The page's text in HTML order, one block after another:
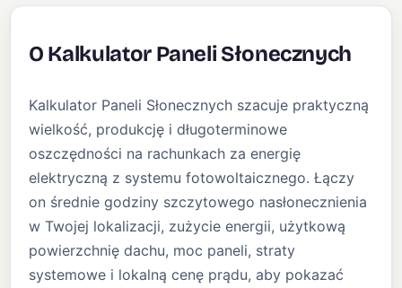
O Kalkulator Paneli Słonecznych
Kalkulator Paneli Słonecznych szacuje praktyczną
wielkość, produkcję i długoterminowe
oszczędności na rachunkach za energię
elektryczną z systemu fotowoltaicznego. Łączy
on średnie godziny szczytowego nasłonecznienia
w Twojej lokalizacji, zużycie energii, użytkową
powierzchnię dachu, moc paneli, straty
systemowe i lokalną cenę prądu, aby pokazać